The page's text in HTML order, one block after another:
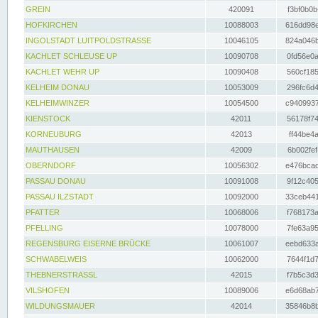
GREIN 420091
HOFKIRCHEN
10088003
INGOLSTADT LUITPOLDSTRASSE
10046105
KACHLET SCHLEUSE UP
10090708
KACHLET WEHR UP
10090408
KELHEIM DONAU
10053009
KELHEIMWINZER
10054500
KIENSTOCK
42011
KORNEUBURG
42013
MAUTHAUSEN
42009
OBERNDORF
10056302
PASSAU DONAU
10091008
PASSAU ILZSTADT
10092000
PFATTER
10068006
PFELLING
10078000
REGENSBURG EISERNE BRÜCKE
10061007
SCHWABELWEIS
10062000
THEBNERSTRASSL
42015
VILSHOFEN
10089006
WILDUNGSMAUER
42014